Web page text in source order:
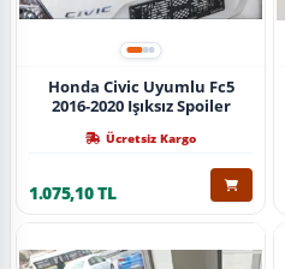
Honda Civic Uyumlu Fc5
2016-2020 Işıksız Spoiler
Ücretsiz Kargo
1.075,10 TL